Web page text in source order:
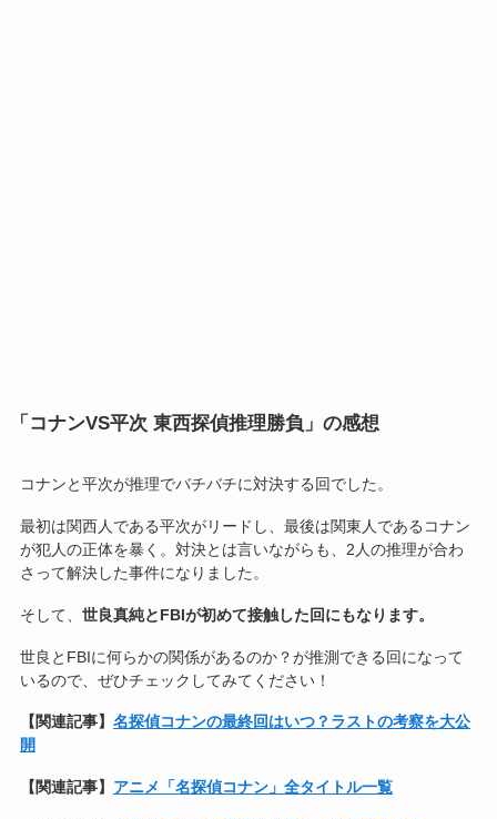
「コナンVS平次 東西探偵推理勝負」の感想
コナンと平次が推理でバチバチに対決する回でした。
最初は関西人である平次がリードし、最後は関東人であるコナン
が犯人の正体を暴く。対決とは言いながらも、2人の推理が合わ
さって解決した事件になりました。
そして、 世良真純とFBIが初めて接触した回にもなります。
世良とFBIに何らかの関係があるのか？が推測できる回になって
いるので、ぜひチェックしてみてください！
【関連記事】 名探偵コナンの最終回はいつ？ラストの考察を大公
開
【関連記事】 アニメ「名探偵コナン」全タイトル一覧